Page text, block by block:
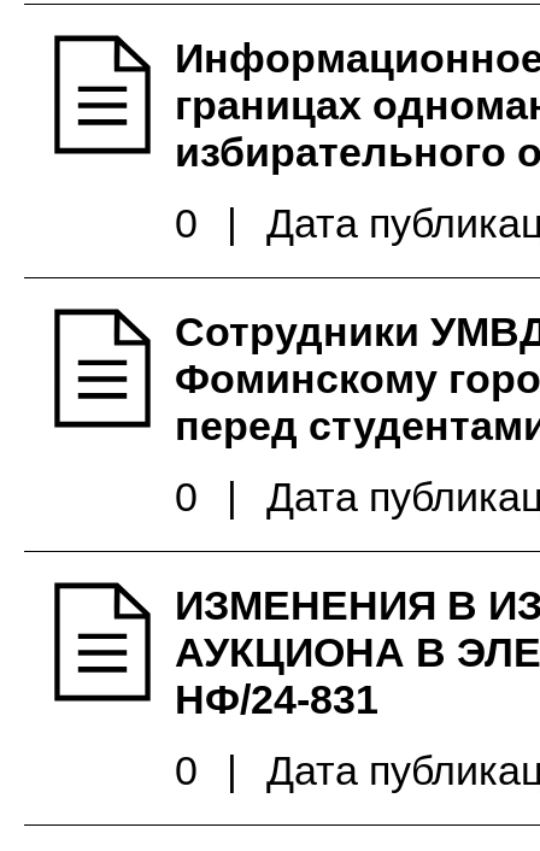
границах
избирательного
0
| Дата
Сотрудники
Фоминскому
перед
0
| Дата
ИЗМЕНЕНИЯ В
АУКЦИОНА В
НФ/24-831
0
| Дата